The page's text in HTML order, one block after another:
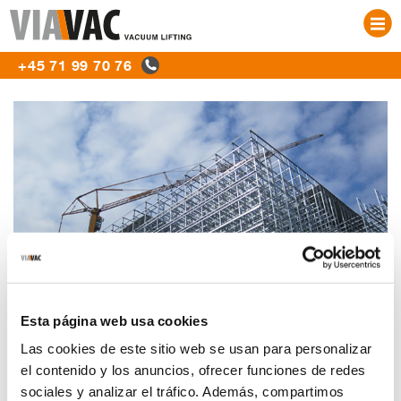
Esta página web usa cookies
Las cookies de este sitio web se usan para personalizar
el contenido y los anuncios, ofrecer funciones de redes
sociales y analizar el tráfico. Además, compartimos
PANELER
GLAS
TILBEHØR
PROJEKTER
KONTAKT
+45 71 99 70 76
Montering af tag- og vægpaneler til
et kølehus